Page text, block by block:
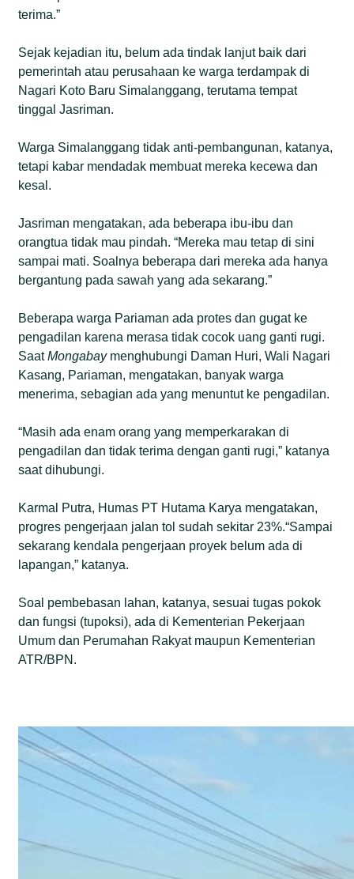
terima.”
Sejak kejadian itu, belum ada tindak lanjut baik dari
pemerintah atau perusahaan ke warga terdampak di
Nagari Koto Baru Simalanggang, terutama tempat
tinggal Jasriman.
Warga Simalanggang tidak anti-pembangunan, katanya,
tetapi kabar mendadak membuat mereka kecewa dan
kesal.
Jasriman mengatakan, ada beberapa ibu-ibu dan
orangtua tidak mau pindah. “Mereka mau tetap di sini
sampai mati. Soalnya beberapa dari mereka ada hanya
bergantung pada sawah yang ada sekarang.”
Beberapa warga Pariaman ada protes dan gugat ke
pengadilan karena merasa tidak cocok uang ganti rugi.
SaatMongabay menghubungi Daman Huri, Wali Nagari
Kasang, Pariaman, mengatakan, banyak warga
menerima, sebagian ada yang menuntut ke pengadilan.
“Masih ada enam orang yang memperkarakan di
pengadilan dan tidak terima dengan ganti rugi,” katanya
saat dihubungi.
Karmal Putra, Humas PT Hutama Karya mengatakan,
progres pengerjaan jalan tol sudah sekitar 23%.“Sampai
sekarang kendala pengerjaan proyek belum ada di
lapangan,” katanya.
Soal pembebasan lahan, katanya, sesuai tugas pokok
dan fungsi (tupoksi), ada di Kementerian Pekerjaan
Umum dan Perumahan Rakyat maupun Kementerian
ATR/BPN.